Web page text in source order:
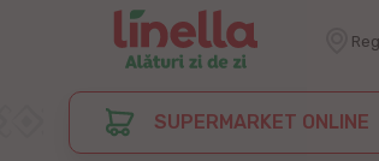
SUPERMARKET ONLINE